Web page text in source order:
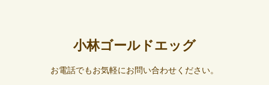
小林ゴールドエッグ
お電話でもお気軽にお問い合わせください。